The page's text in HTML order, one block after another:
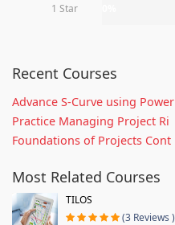
1 Star
Recent Courses
Advance S-Curve using Power
Practice Managing Project Ri
Foundations of Projects Cont
Most Related Courses
TILOS
(3 Reviews )